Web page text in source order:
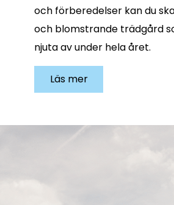
och förberedelser kan du
och blomstrande trädgård
njuta av under hela året.
Läs mer